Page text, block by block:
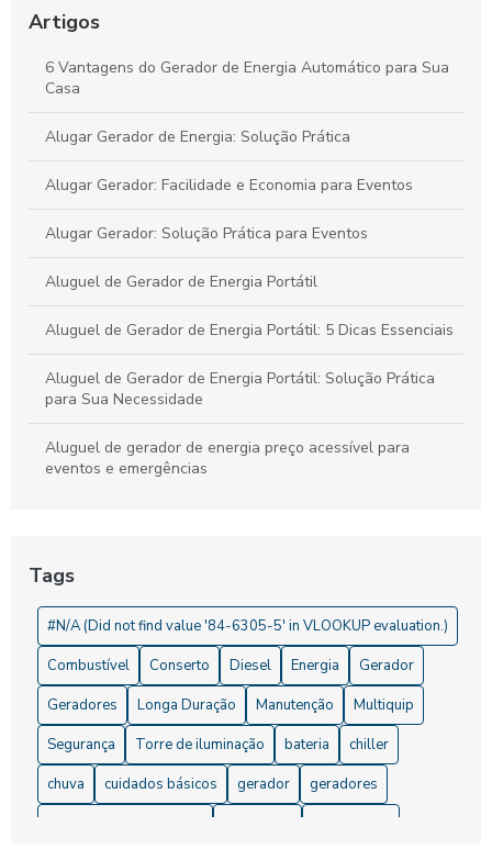
Conserto de gerador de energia: saiba como prolongar a vida
Como Alugar um Gerador Diário e Evitar Surpresas
Artigos
6 Vantagens do Gerador de Energia Automático para Sua
Casa
Alugar Gerador de Energia: Solução Prática
Alugar Gerador: Facilidade e Economia para Eventos
Alugar Gerador: Solução Prática para Eventos
Aluguel de Gerador de Energia Portátil
Aluguel de Gerador de Energia Portátil: 5 Dicas Essenciais
Aluguel de Gerador de Energia Portátil: Solução Prática
para Sua Necessidade
Aluguel de gerador de energia preço acessível para
eventos e emergências
Aluguel de Gerador de Energia Preço: O Que Você Precisa
Saber
Aluguel de gerador de energia valor que cabe no seu bolso
Aluguel de Gerador de Energia Valor: Descubra Preços e
Vantagens
Aluguel de Gerador de Energia: 5 Dicas para Economizar
Aluguel de Gerador de Energia: Dicas de Preço
Tags
#N/A (Did not find value '84-6305-5' in VLOOKUP evaluation.)
Combustível
Conserto Diesel Energia
Gerador
Geradores
Longa Duração Manutenção
Multiquip
Segurança
Torre de iluminação bateria
chiller
chuva
cuidados básicos gerador
geradores